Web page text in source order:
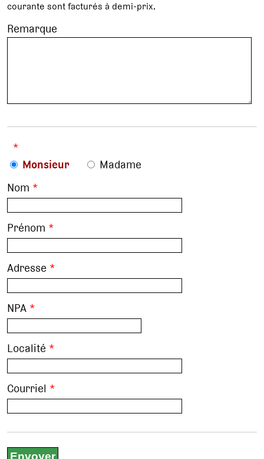
courante sont facturés à demi-prix.
Remarque
*
Monsieur
Madame
Nom *
Prénom *
Adresse *
NPA *
Localité *
Courriel *